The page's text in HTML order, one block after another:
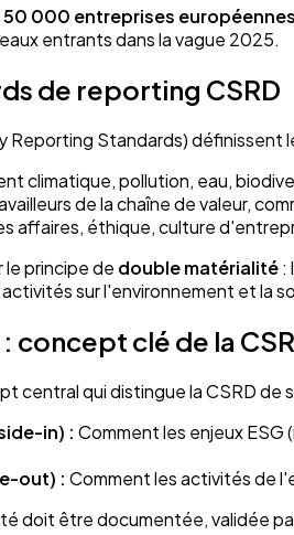
50 000 entreprises européennes
entrants dans la vague 2025.
de reporting CSRD
Reporting Standards) définissent
climatique, pollution, eau,
de la chaîne de valeur,
affaires, éthique, culture
le principe de double matérialité:
sur l'environnement et la
concept clé de la
central qui distingue la CSRD de
in) : Comment les enjeux
out) : Comment les activités de
doit être documentée, validée